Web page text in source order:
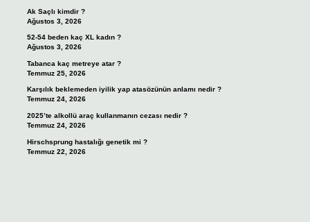
Ak Saçlı kimdir ?
Ağustos 3, 2026
52-54 beden kaç XL kadın ?
Ağustos 3, 2026
Tabanca kaç metreye atar ?
Temmuz 25, 2026
Karşılık beklemeden iyilik yap atasözünün anlamı nedir ?
Temmuz 24, 2026
2025’te alkollü araç kullanmanın cezası nedir ?
Temmuz 24, 2026
Hirschsprung hastalığı genetik mi ?
Temmuz 22, 2026